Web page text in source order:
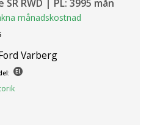
RWD | PL: 3995 mån
månadskostnad
Varberg